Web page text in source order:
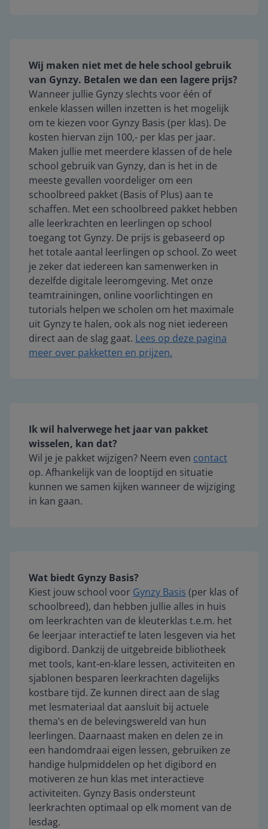
Wij maken niet met de hele school gebruik
van Gynzy. Betalen we dan een lagere prijs?
Wanneer jullie Gynzy slechts voor één of
enkele klassen willen inzetten is het mogelijk
om te kiezen voor Gynzy Basis (per klas). De
kosten hiervan zijn 100,- per klas per jaar.
Maken jullie met meerdere klassen of de hele
school gebruik van Gynzy, dan is het in de
meeste gevallen voordeliger om een
schoolbreed pakket (Basis of Plus) aan te
schaffen. Met een schoolbreed pakket hebben
alle leerkrachten en leerlingen op school
toegang tot Gynzy. De prijs is gebaseerd op
het totale aantal leerlingen op school. Zo weet
je zeker dat iedereen kan samenwerken in
dezelfde digitale leeromgeving. Met onze
teamtrainingen, online voorlichtingen en
tutorials helpen we scholen om het maximale
uit Gynzy te halen, ook als nog niet iedereen
direct aan de slag gaat. Lees op deze pagina
meer over pakketten en prijzen.
Ik wil halverwege het jaar van pakket
wisselen, kan dat?
Wil je je pakket wijzigen? Neem even contact
op. Afhankelijk van de looptijd en situatie
kunnen we samen kijken wanneer de wijziging
in kan gaan.
Wat biedt Gynzy Basis?
Kiest jouw school voor Gynzy Basis (per klas of
schoolbreed), dan hebben jullie alles in huis
om leerkrachten van de kleuterklas t.e.m. het
6e leerjaar interactief te laten lesgeven via het
digibord. Dankzij de uitgebreide bibliotheek
met tools, kant-en-klare lessen, activiteiten en
sjablonen besparen leerkrachten dagelijks
kostbare tijd. Ze kunnen direct aan de slag
met lesmateriaal dat aansluit bij actuele
thema’s en de belevingswereld van hun
leerlingen. Daarnaast maken en delen ze in
een handomdraai eigen lessen, gebruiken ze
handige hulpmiddelen op het digibord en
motiveren ze hun klas met interactieve
activiteiten. Gynzy Basis ondersteunt
leerkrachten optimaal op elk moment van de
lesdag.